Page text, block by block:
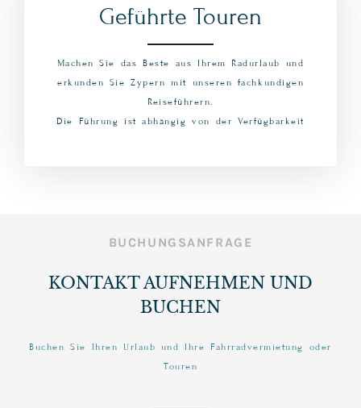
Geführte Touren
Machen Sie das Beste aus Ihrem Radurlaub und
erkunden Sie Zypern mit unseren fachkundigen
Reiseführern.
Die Führung ist abhängig von der Verfügbarkeit
BUCHUNGSANFRAGE
KONTAKT AUFNEHMEN UND
BUCHEN
Buchen Sie Ihren Urlaub und Ihre Fahrradvermietung oder
Touren